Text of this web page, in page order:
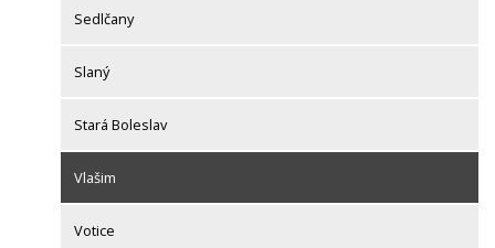
Sedlčany
Slaný
Stará Boleslav
Vlašim
Votice